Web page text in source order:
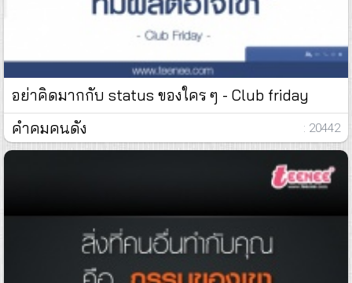
อย่าคิดมากกับ status ของใคร ๆ - Club friday
คำคมคนดัง
: 20442